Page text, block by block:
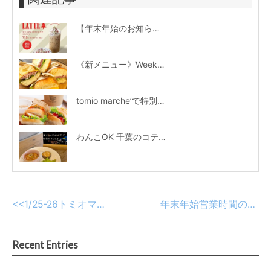
【年末年始のお知らせ】心温まるクリスマスホワイトラテ、冬休みのご案内
《新メニュー》Weeken’ Donuts×Cotecafe 生ドーナツサンド 限定販売！
tomio marche’で特別販売♪ コテカフェ特製「手焼きパンのミックスサンド」
わんこOK 千葉のコテカフェ 10月わんこの日
年末年始営業時間のお知らせ
<<1/25-26トミオマルシェ開催に伴う営業時間・駐車場について
Recent Entries